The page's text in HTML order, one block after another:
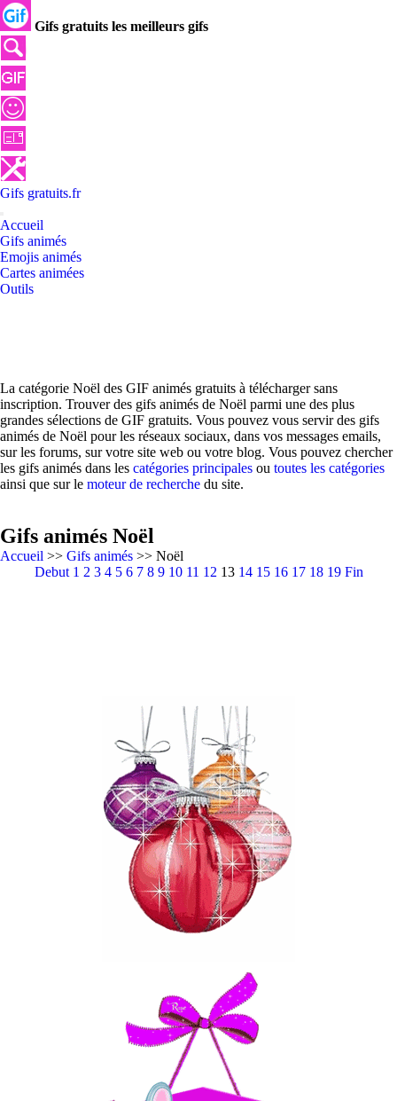
Gifs gratuits les meilleurs gifs
Gifs gratuits.fr
Accueil
Gifs animés
Emojis animés
Cartes animées
Outils
La catégorie Noël des GIF animés gratuits à télécharger sans
inscription. Trouver des gifs animés de Noël parmi une des plus
grandes sélections de GIF gratuits. Vous pouvez vous servir des gifs
animés de Noël pour les réseaux sociaux, dans vos messages emails,
sur les forums, sur votre site web ou votre blog. Vous pouvez chercher
les gifs animés dans les catégories principales ou toutes les catégories
ainsi que sur le moteur de recherche du site.
Gifs animés Noël
Accueil >> Gifs animés >> Noël
Debut 1 2 3 4 5 6 7 8 9 10 11 12 13 14 15 16 17 18 19 Fin